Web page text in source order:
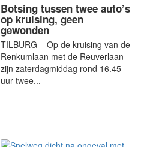
Botsing tussen twee auto’s
op kruising, geen
gewonden
TILBURG – Op de kruising van de
Renkumlaan met de Reuverlaan
zijn zaterdagmiddag rond 16.45
uur twee...